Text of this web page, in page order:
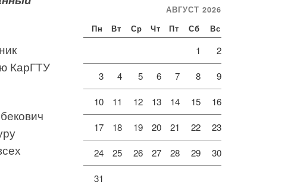
КарГТУ
АВГУСТ 2026
Пн Вт Ср Чт Пт Сб Вс
1 2
3 4 5 6 7 8 9
10 11 12 13 14 15 16
17 18 19 20 21 22 23
24 25 26 27 28 29 30
31